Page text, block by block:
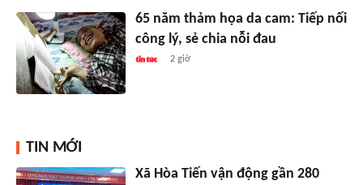
65 năm thảm họa da cam: Tiếp nối
công lý, sẻ chia nỗi đau
2 giờ
TIN MỚI
Xã Hòa Tiến vận động gần 280